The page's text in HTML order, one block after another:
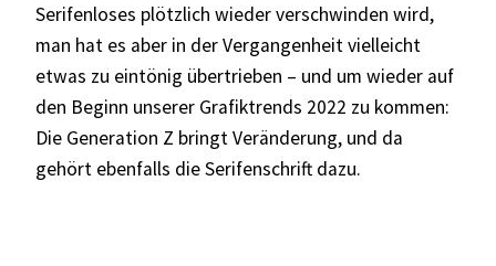
Serifenloses plötzlich wieder verschwinden wird,
man hat es aber in der Vergangenheit vielleicht
etwas zu eintönig übertrieben – und um wieder auf
den Beginn unserer Grafiktrends 2022 zu kommen:
Die Generation Z bringt Veränderung, und da
gehört ebenfalls die Serifenschrift dazu.